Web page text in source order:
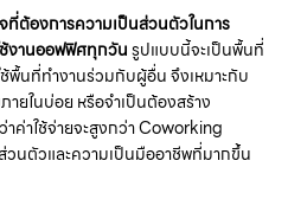
ที่ต้องการความเป็นส่วนตัวในการ
ช้งานออฟฟิศทุกวันรูปแบบนี้จะเป็นพื้นที่
พื้นที่ทำงานร่วมกับผู้อื่น จึงเหมาะกับ
ยในบ่อย หรือจำเป็นต้องสร้าง
าค่าใช้จ่ายจะสูงกว่า Coworking
นตัวและความเป็นมืออาชีพที่มากขึ้น